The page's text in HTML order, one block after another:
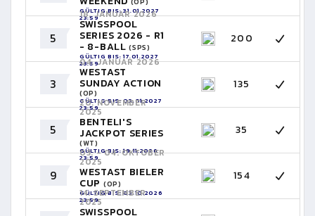
GÜLTIG BIS: 31.01.2027
23:59
5
18. JANUAR 2026
SWISSPOOL
SERIES 2026 - R1
- 8-BALL(SPS)
GÜLTIG BIS: 17.01.2027
23:59
200
3
04. JANUAR 2026
WESTAST
SUNDAY ACTION
(OP)
GÜLTIG BIS: 03.01.2027
23:59
135
5
20. NOVEMBER
2025
BENTELI'S
JACKPOT SERIES
(WT)
GÜLTIG BIS: 19.11.2026
23:59
35
9
03. - 04. OKTOBER
2025
WESTAST BIELER
CUP (OP)
GÜLTIG BIS: 03.10.2026
23:59
154
14. SEPTEMBER
2025
SWISSPOOL